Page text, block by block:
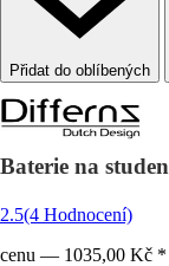
Baterie na
2.5(4 Hodnocení)
cenu — 1035,00 Kč *